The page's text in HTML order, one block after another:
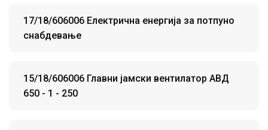
17/18/606006 Електрична енергија за потпуно
снабдевање
15/18/606006 Главни јамски вентилатор АВД
650 - 1 - 250